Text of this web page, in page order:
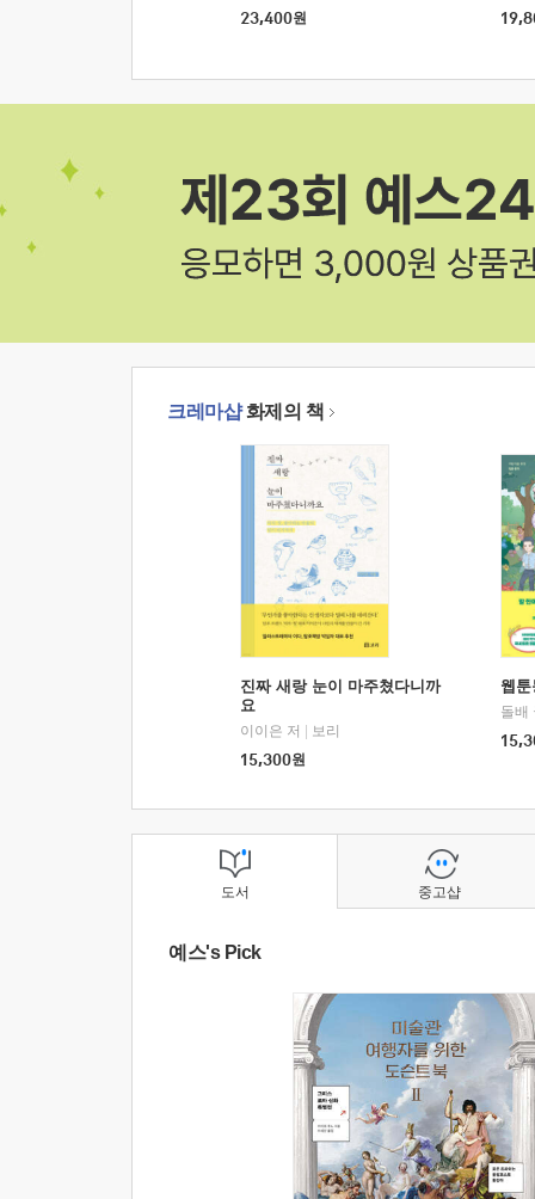
23,400원
크레마샵화제의 책
진짜 새랑 눈이 마주쳤다니까
요
이이은 저
보리
15,300원
웹
돌배
도서
예스's Pick
중고샵